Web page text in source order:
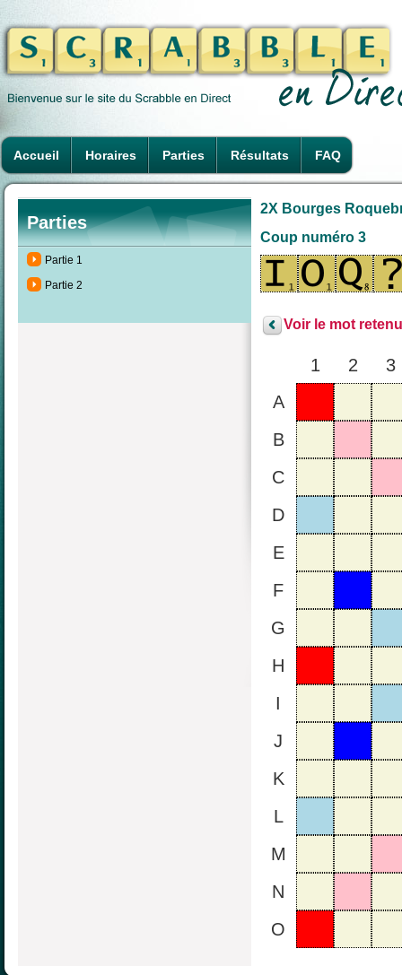
Accueil Horaires Parties Résultats FAQ
Parties
Partie 1
Partie 2
2X Bourges
Coup numéro 3
Voir le mot
1 2
3
A
B
C
D
E
F
G
H
I
J
K
L
M
N
O